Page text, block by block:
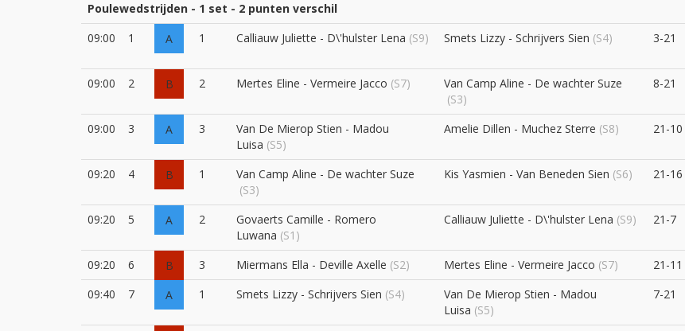
Poulewedstrijden - 1 set - 2 punten verschil
09:00
1 A 1 Calliauw Juliette - D\'hulster Lena (S9) Smets Lizzy - Schrijvers Sien (S4) 3-21
09:00
2 B 2 Mertes Eline - Vermeire Jacco (S7)
Van Camp Aline - De wachter Suze
(S3)
8-21
09:00 3 A 3
Van De Mierop Stien - Madou
Luisa (S5)
Amelie Dillen - Muchez Sterre (S8) 21-10
09:20
4 B 1
Van Camp Aline - De wachter Suze
(S3)
Kis Yasmien - Van Beneden Sien (S6) 21-16
09:20 5 A 2
Govaerts Camille - Romero
Luwana (S1)
Calliauw Juliette - D\'hulster Lena (S9) 21-7
09:20
6 B 3 Miermans Ella - Deville Axelle (S2) Mertes Eline - Vermeire Jacco (S7) 21-11
09:40
7 A 1 Smets Lizzy - Schrijvers Sien (S4)
Van De Mierop Stien - Madou
Luisa (S5)
7-21